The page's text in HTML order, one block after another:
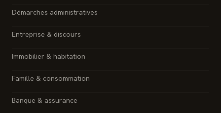
Démarches administratives
Entreprise & discours
Immobilier & habitation
Famille & consommation
Banque & assurance